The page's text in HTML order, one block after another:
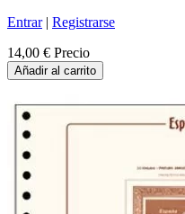
Entrar| Registrarse
14,00 € Precio
Añadir al carrito